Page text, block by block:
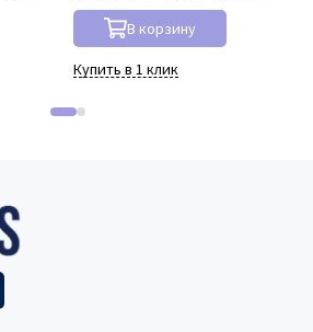
В корзину
Купить в 1 клик